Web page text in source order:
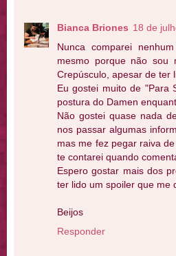
Bianca Briones 18 de
Nunca comparei
mesmo porque não sou
Crepúsculo, apesar de ter
Eu gostei muito de "Para
postura do Damen
Não gostei quase nada
nos passar algumas
mas me fez pegar raiva
te contarei quando
Espero gostar mais dos
ter lido um spoiler que me
Beijos
Responder